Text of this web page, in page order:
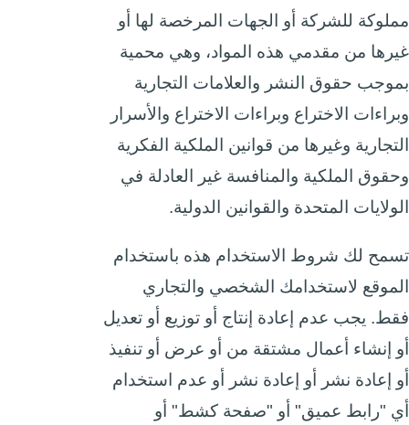
مملوكة للشركة أو الجهات المرخصة لها أو
غيرها من مقدمي هذه المواد، وهي محمية
بموجب حقوق النشر والعلامات التجارية
وبراءات الاختراع وبراءات الاختراع والأسرار
التجارية وغيرها من قوانين الملكية الفكرية
وحقوق الملكية والمنافسة غير العادلة في
الولايات المتحدة والقوانين الدولية.
تسمح لك شروط الاستخدام هذه باستخدام
الموقع لاستخدامك الشخصي والتجاري
فقط. يجب عدم إعادة إنتاج أو توزيع أو تعديل
أو إنشاء أعمال مشتقة من أو عرض أو تنفيذ
أو إعادة نشر أو إعادة نشر أو عدم استخدام
أي "رابط عميق" أو "صفحة كشط" أو